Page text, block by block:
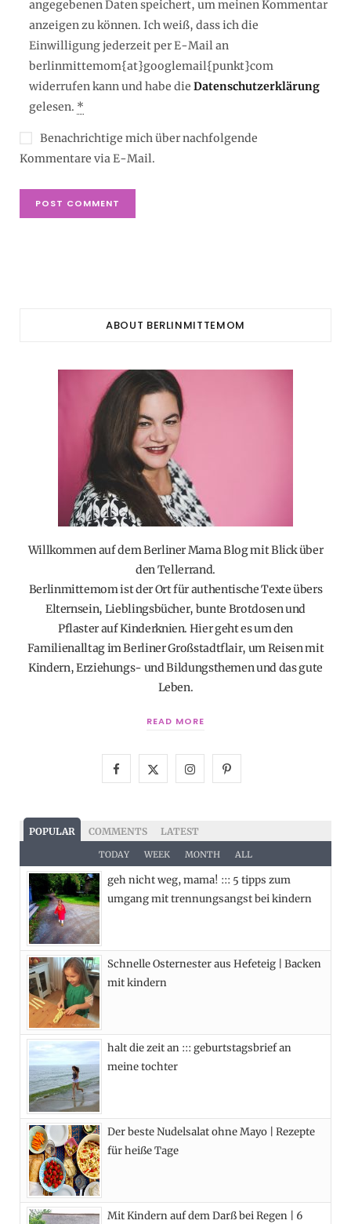
angegebenen Daten speichert, um meinen Kommentar
anzeigen zu können. Ich weiß, dass ich die
Einwilligung jederzeit per E-Mail an
berlinmittemom{at}googlemail{punkt}com
widerrufen kann und habe die Datenschutzerklärung
gelesen. *
Benachrichtige mich über nachfolgende
Kommentare via E-Mail.
ABOUT BERLINMITTEMOM
Willkommen auf dem Berliner Mama Blog mit Blick über
den Tellerrand.
Berlinmittemom ist der Ort für authentische Texte übers
Elternsein, Lieblingsbücher, bunte Brotdosen und
Pflaster auf Kinderknien. Hier geht es um den
Familienalltag im Berliner Großstadtflair, um Reisen mit
Kindern, Erziehungs- und Bildungsthemen und das gute
Leben.
READ MORE
c
e
b
k
T
w
i
e
I
s
t
a
a
P
e
s
POPULAR COMMENTS LATEST
TODAY WEEK MONTH ALL
geh nicht weg, mama! ::: 5 tipps zum
umgang mit trennungsangst bei kindern
Schnelle Osternester aus Hefeteig | Backen
mit kindern
halt die zeit an ::: geburtstagsbrief an
meine tochter
Der beste Nudelsalat ohne Mayo | Rezepte
für heiße Tage
Mit Kindern auf dem Darß bei Regen | 6